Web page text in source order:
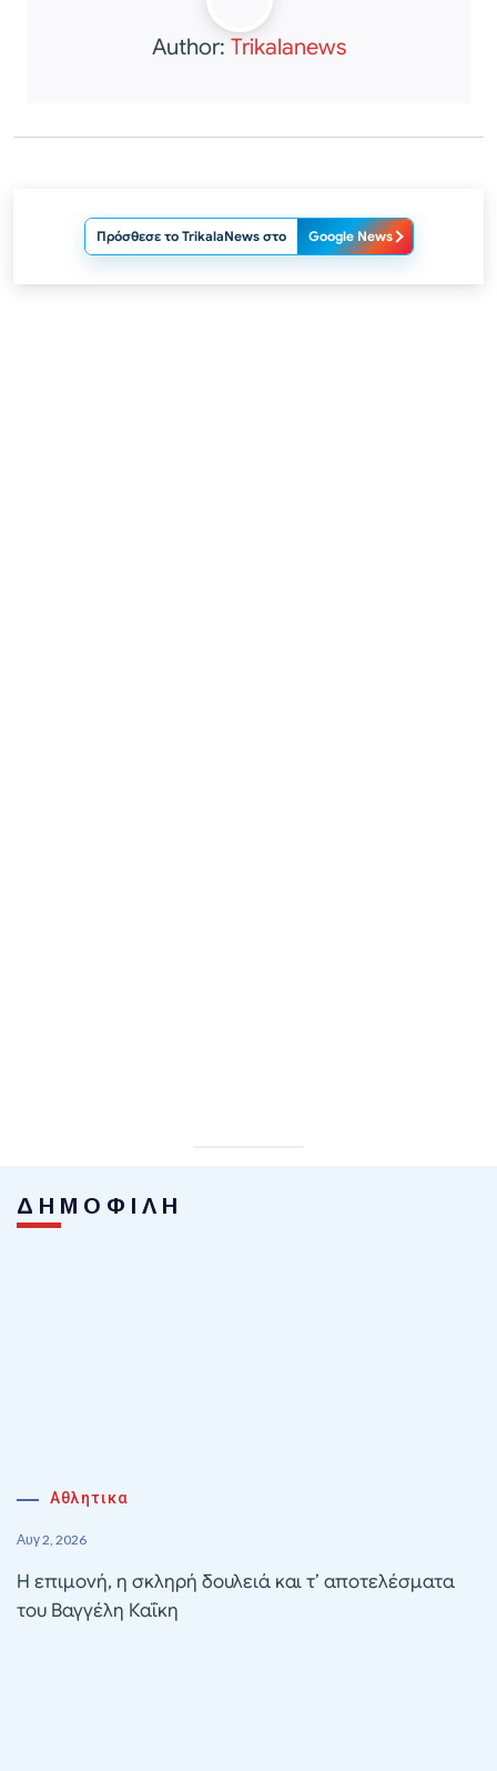
Author: Trikalanews
Πρόσθεσε το TrikalaNews στο Google News
ΔΗΜΟΦΙΛΗ
Αθλητικα
Αυγ 2, 2026
Η επιμονή, η σκληρή δουλειά και τ’ αποτελέσματα
του Βαγγέλη Καΐκη